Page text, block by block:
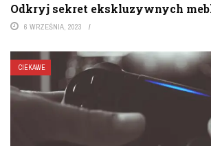
Odkryj sekret ekskluzywnych
6 WRZEŚNIA, 2023
CIEKAWE